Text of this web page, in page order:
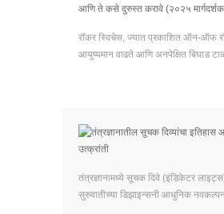
रॉकर स्विचेस, ज्यात प्रकाशित ऑन-ऑफ
आयुष्यमान वाढते आणि अनपेक्षित बिघाड
तंत्रज्ञानामध्ये सूचक दिवे (इंडिकेटर
सुरुवातीच्या डिझाइन्सनी आधुनिक